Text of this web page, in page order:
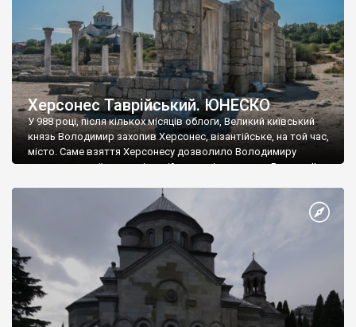
Херсонес Таврійський. ЮНЕСКО
У 988 році, після кількох місяців облоги, Великий київський
князь Володимир захопив Херсонес, візантійське, на той час,
місто. Саме взяття Херсонесу дозволило Володимиру
диктувати свої умови візантійському імператору Василю ІІ, та
Херсонесі Володимир-язичник, став Василем-християнином.
А потім було Хрещення Русі. На честь Херсонесу Таврійського